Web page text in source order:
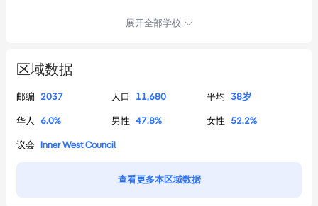
展开全部学校
区域数据
邮编 2037 人口 11,680 平均 38岁
华人 6.0% 男性 47.8% 女性 52.2%
议会 Inner West Council
查看更多本区域数据